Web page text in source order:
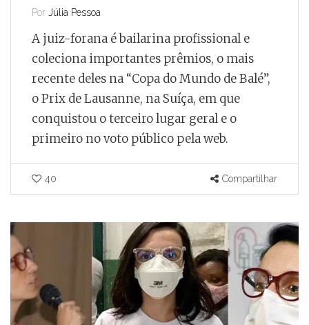
Por Júlia Pessoa
A juiz-forana é bailarina profissional e
coleciona importantes prêmios, o mais
recente deles na “Copa do Mundo de Balé”,
o Prix de Lausanne, na Suíça, em que
conquistou o terceiro lugar geral e o
primeiro no voto público pela web.
40 Compartilhar